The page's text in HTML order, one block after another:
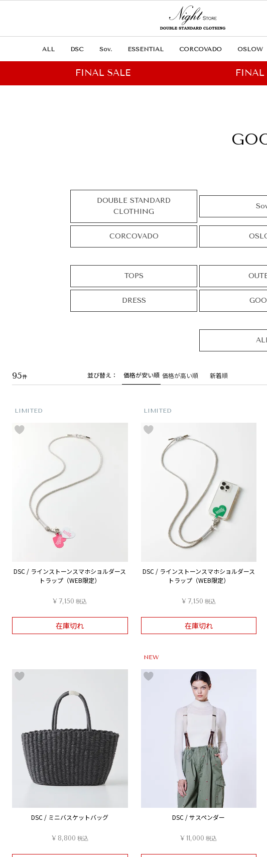
ALL DSC Sov. ESSENTIAL CORCOVADO OSLOW
DOUBLE STANDARD
CLOTHING
CORCOVADO
TOPS
DRESS
並び替え 価格が安い順 価格が高い順 新着順
95
LIMITED
DSC / ラインストーンスマホショルダース
トラップ（WEB限定）
¥7,150 税込
在庫切れ
LIMITED
DSC / ラインストーンスマホショルダース
トラップ（WEB限定）
¥7,150 税込
在庫切れ
DSC / ミニバスケットバッグ
¥8,800 税込
NEW
DSC / サスペンダー
¥11,000 税込